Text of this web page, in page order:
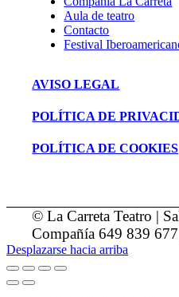
Aula de teatro
Contacto
Festival
AVISO LEGAL
POLÍTICA DE
POLÍTICA DE COOKIES
© La Carreta Teatro |
Compañía 649 839
Desplazarse hacia arriba